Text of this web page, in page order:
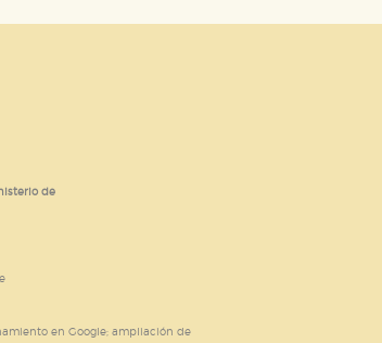
de
en Google; ampliación de